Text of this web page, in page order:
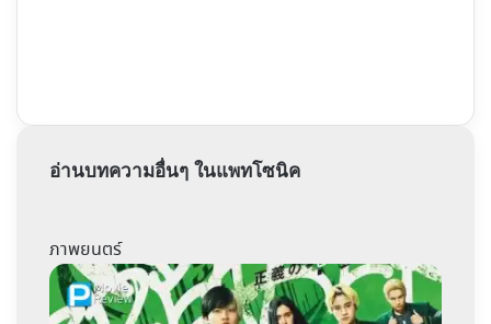
อ่านบทความอื่นๆ ในแพทโซนิค
ภาพยนตร์